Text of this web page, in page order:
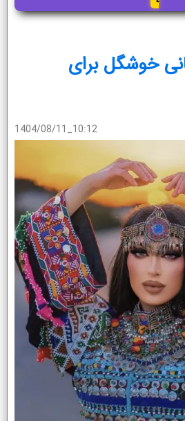
خوشگل برای
1404/08/11_10:12